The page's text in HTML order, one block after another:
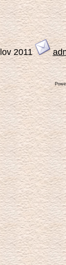
2011